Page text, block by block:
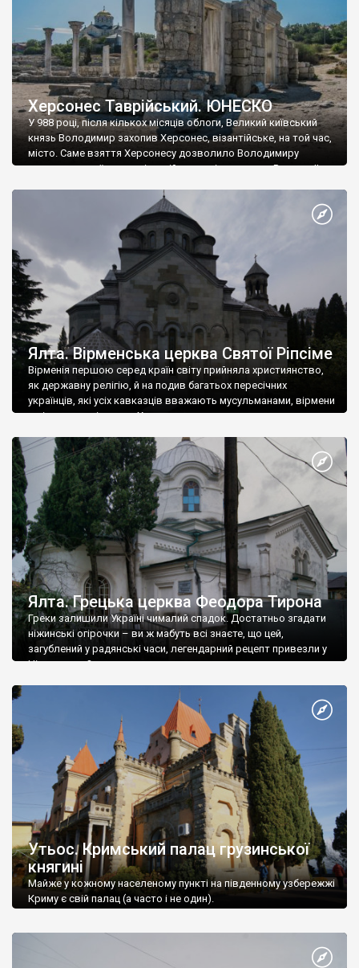
Херсонес Таврійський. ЮНЕСКО
У 988 році, після кількох місяців облоги, Великий київський
князь Володимир захопив Херсонес, візантійське, на той час,
місто. Саме взяття Херсонесу дозволило Володимиру
диктувати свої умови візантійському імператору Василю ІІ, та
Херсонесі Володимир-язичник, став Василем-християнином.
А потім було Хрещення Русі. На честь Херсонесу Таврійського
Ялта. Вірменська церква Святої Ріпсіме
Вірменія першою серед країн світу прийняла християнство,
як державну релігію, й на подив багатьох пересічних
українців, які усіх кавказців вважають мусульманами, вірмени
є відданими вірянами Христа
Ялта. Грецька церква Феодора Тирона
Греки залишили Україні чималий спадок. Достатньо згадати
ніжинські огірочки – ви ж мабуть всі знаєте, що цей,
загублений у радянські часи, легендарний рецепт привезли у
Ніжин греки?
Утьос. Кримський палац грузинської
княгині
Майже у кожному населеному пункті на південному узбережжі
Криму є свій палац (а часто і не один).